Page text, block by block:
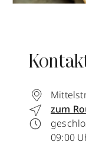
zum
09:00